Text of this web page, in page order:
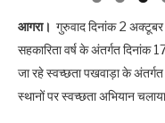
आगरा। गुरुवाद दिनांक 2 अक्टूबर
सहकारिता वर्ष के अंतर्गत
जा रहे स्वच्छता पखवाड़ा के
स्थानों पर स्वच्छता अभियान